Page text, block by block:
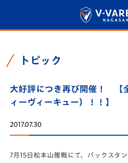
トピック
大好評につき再び開催！ 【
ィーヴィーキュー）！！】
2017.07.30
7月15日松本山雅戦にて、バックスタ